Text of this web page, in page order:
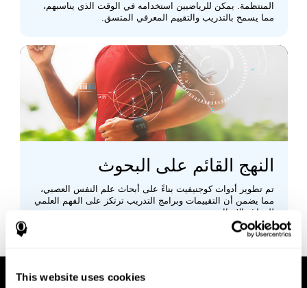
This website uses cookies
المنتظمة. يمكن للرياضيين استخدامه في الوقت الذي يناسبهم،
مما يسمح بالتدريب والتقييم المعرفي المتسق.
النهج القائم على البحوث
تم تطوير أدوات كوجنيفيت بناءً على أبحاث علم النفس العصبي،
مما يضمن أن التقييمات وبرامج التدريب ترتكز على الفهم العلمي
للدماغ والإدراك.